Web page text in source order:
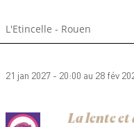
L'Etincelle - Rouen
21 jan 2027 - 20:00 au 28 fév
La lente